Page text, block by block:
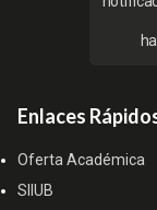
Enlaces
Oferta Académica
SIIUB